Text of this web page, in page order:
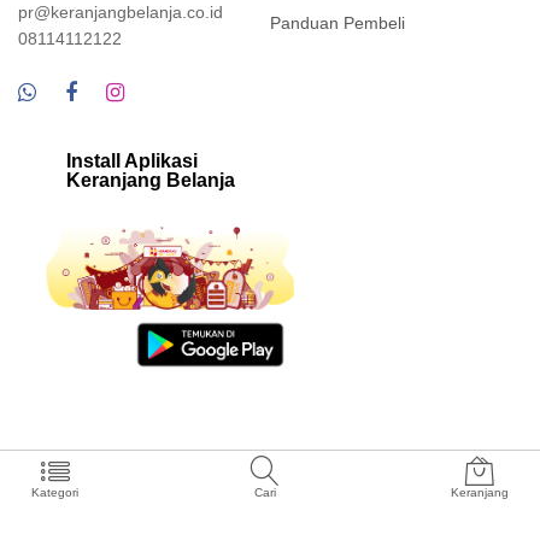
Kategori Cari Keranjang
pr@keranjangbelanja.co.id
08114112122
Panduan Pembeli
Install Aplikasi
Keranjang Belanja